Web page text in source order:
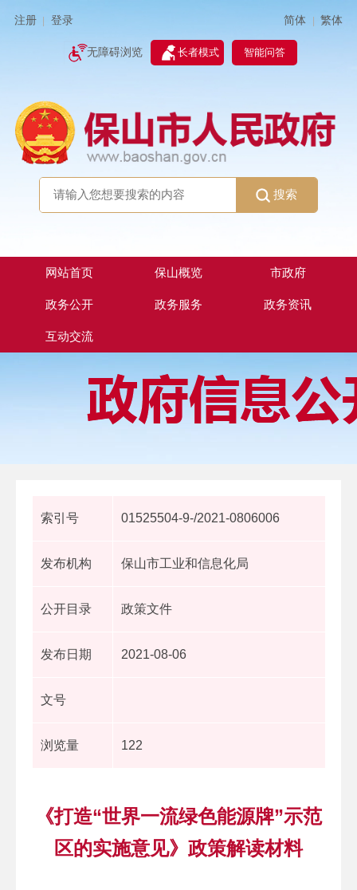
注册 登录 简体 | 繁体
无障碍浏览 长者模式 智能问答
搜索
网站首页 保山概览 市政府
政务公开 政务服务 政务资讯
互动交流
索引号 01525504-9-/2021-0806006
发布机构 保山市工业和信息化局
公开目录 政策文件
发布日期 2021-08-06
文号
浏览量 122
《打造“世界一流绿色能源牌”示范
区的实施意见》政策解读材料